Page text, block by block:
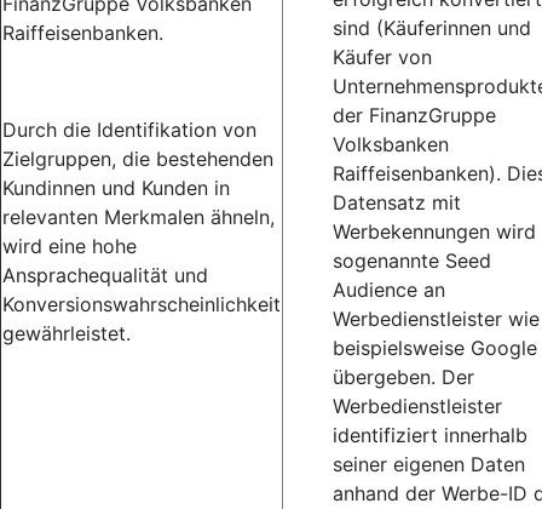
Raiffeisenbanken.
Durch die Identifikation von
Zielgruppen, die bestehenden
Kundinnen und Kunden in
relevanten Merkmalen ähneln,
wird eine hohe
Ansprachequalität und
Konversionswahrscheinlichkeit
gewährleistet.
sind (Käuferinnen und
Käufer von
der FinanzGruppe
Volksbanken
Raiffeisenbanken).
Datensatz mit
Werbekennungen wird
sogenannte Seed
Audience an
Werbedienstleister wie
beispielsweise Google
übergeben. Der
Werbedienstleister
identifiziert innerhalb
seiner eigenen Daten
anhand der Werbe-ID